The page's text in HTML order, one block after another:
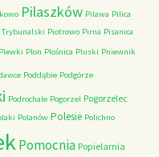
Pilaszków Pilawa Pilica
Piotrowo Pirna Pisanica
Plewki Plon Plośnica Pluski Pniewnik
Poddąbie Podgórze
Podrochale Pogorzel Pogorzelec
Polanów Polesie Polichno
Pomocnia Popielarnia